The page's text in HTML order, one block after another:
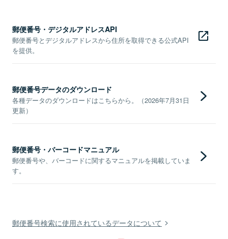
郵便番号・デジタルアドレスAPI
郵便番号とデジタルアドレスから住所を取得できる公式API
を提供。
郵便番号データのダウンロード
各種データのダウンロードはこちらから。（2026年7月31日
更新）
郵便番号・バーコードマニュアル
郵便番号や、バーコードに関するマニュアルを掲載していま
す。
郵便番号検索に使用されているデータについて